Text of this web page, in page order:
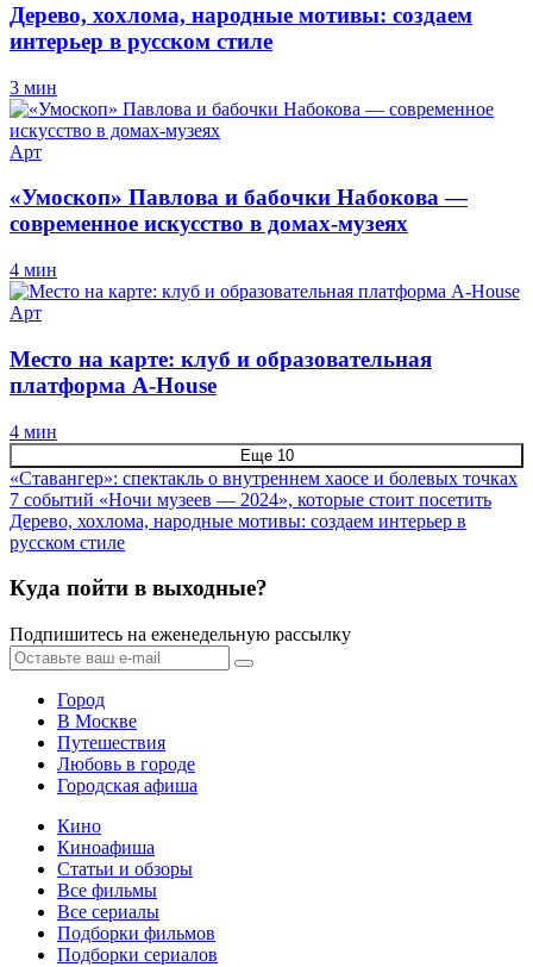
Дерево, хохлома, народные мотивы: создаем
интерьер в русском стиле
3 мин
Арт
«Умоскоп» Павлова и бабочки Набокова —
современное искусство в домах-музеях
4 мин
Арт
Место на карте: клуб и образовательная
платформа A-House
4 мин
Еще 10
«Ставангер»: спектакль о внутреннем хаосе и болевых точках
7 событий «Ночи музеев — 2024», которые стоит посетить
Дерево, хохлома, народные мотивы: создаем интерьер в
русском стиле
Куда пойти в выходные?
Подпишитесь на еженедельную рассылку
Город
В Москве
Путешествия
Любовь в городе
Городская афиша
Кино
Киноафиша
Статьи и обзоры
Все фильмы
Все сериалы
Подборки фильмов
Подборки сериалов